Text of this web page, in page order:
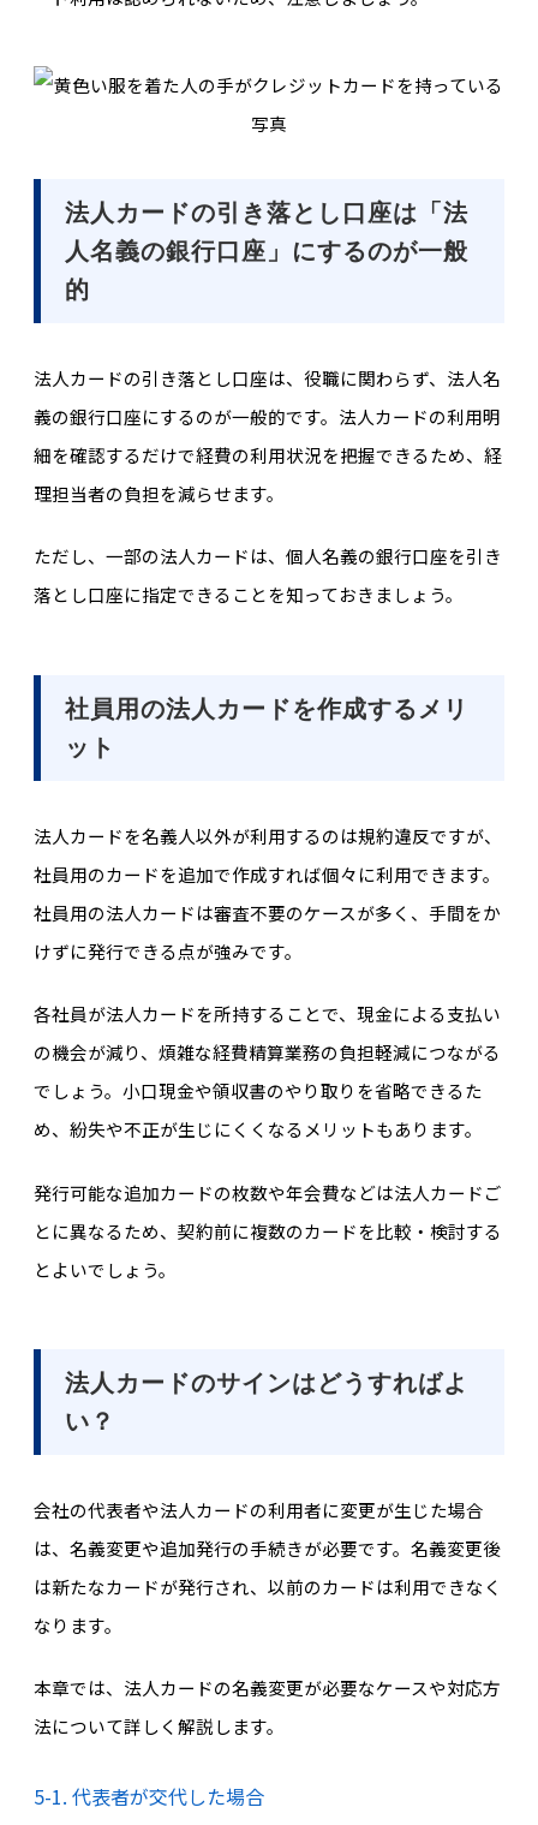
法人カードの引き落とし口座は「法
人名義の銀行口座」にするのが一般
的
法人カードの引き落とし口座は、役職に関わらず、法人名
義の銀行口座にするのが一般的です。法人カードの利用明
細を確認するだけで経費の利用状況を把握できるため、経
理担当者の負担を減らせます。
ただし、一部の法人カードは、個人名義の銀行口座を引き
落とし口座に指定できることを知っておきましょう。
社員用の法人カードを作成するメリ
ット
法人カードを名義人以外が利用するのは規約違反ですが、
社員用のカードを追加で作成すれば個々に利用できます。
社員用の法人カードは審査不要のケースが多く、手間をか
けずに発行できる点が強みです。
各社員が法人カードを所持することで、現金による支払い
の機会が減り、煩雑な経費精算業務の負担軽減につながる
でしょう。小口現金や領収書のやり取りを省略できるた
め、紛失や不正が生じにくくなるメリットもあります。
発行可能な追加カードの枚数や年会費などは法人カードご
とに異なるため、契約前に複数のカードを比較・検討する
とよいでしょう。
法人カードのサインはどうすればよ
い？
会社の代表者や法人カードの利用者に変更が生じた場合
は、名義変更や追加発行の手続きが必要です。名義変更後
は新たなカードが発行され、以前のカードは利用できなく
なります。
本章では、法人カードの名義変更が必要なケースや対応方
法について詳しく解説します。
5-1. 代表者が交代した場合